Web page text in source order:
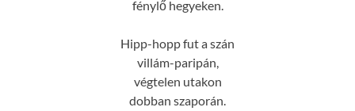
fénylő hegyeken.
Hipp-hopp fut a szán
villám-paripán,
végtelen utakon
dobban szaporán.